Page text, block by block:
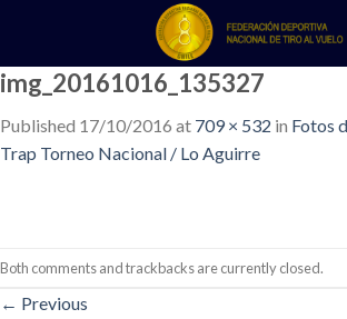
content
img_20161016_135327
Published 17/10/2016 at 709 × 532 in Fotos
Trap Torneo Nacional / Lo Aguirre
Both comments and trackbacks are currently closed.
← Previous